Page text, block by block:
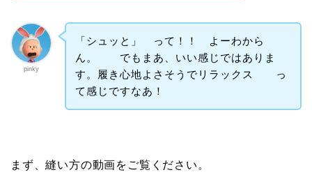
pinky
「シュッと」 って！！ よーわから
ん。 でもまあ、いい感じではありま
す。履き心地よさそうでリラックス っ
て感じですなあ！
まず、縫い方の動画をご覧ください。